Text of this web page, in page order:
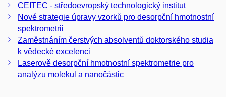
CEITEC - středoevropský technologický institut
Nové strategie úpravy vzorků pro desorpční hmotnostní
spektrometrii
Zaměstnáním čerstvých absolventů doktorského studia
k vědecké excelenci
Laserově desorpční hmotnostní spektrometrie pro
analýzu molekul a nanočástic